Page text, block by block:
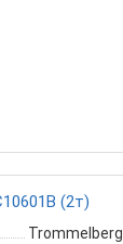
(2т)
Trommelberg